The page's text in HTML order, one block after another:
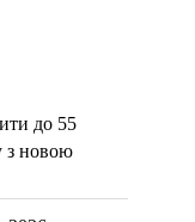
до 55
з новою